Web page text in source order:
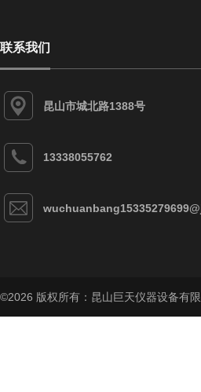
联系我们
昆山市城北路1388号
13338055762
©2026 版权所有：昆山巨天仪器设备有